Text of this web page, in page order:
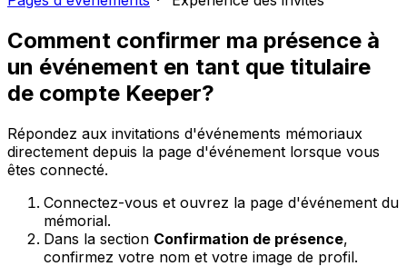
Comment confirmer ma présence à
un événement en tant que titulaire
de compte Keeper?
Répondez aux invitations d'événements mémoriaux
directement depuis la page d'événement lorsque vous
êtes connecté.
Connectez-vous et ouvrez la page d'événement du
mémorial.
Dans la section Confirmation de présence,
confirmez votre nom et votre image de profil.